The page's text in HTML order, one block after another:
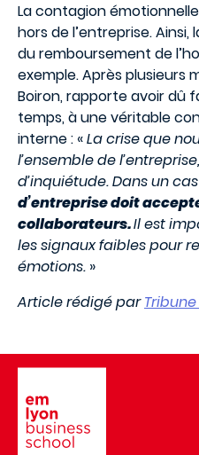
La contagion
hors de l’entreprise.
du remboursement de
exemple. Après plusieurs
Boiron, rapporte avoir dû
temps, à une véritable
interne : «La crise que
l’ensemble de
d’inquiétude. Dans un
d’entreprise doit
collaborateurs.Il est
les signaux faibles pour
émotions. »
Article rédigé par